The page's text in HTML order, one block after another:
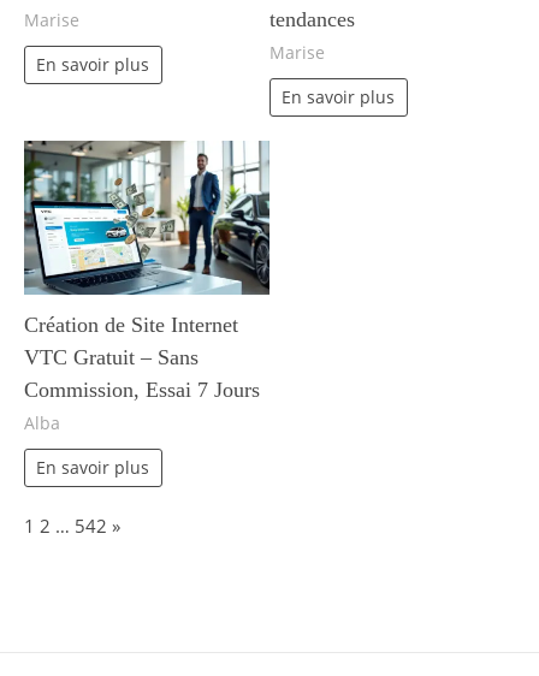
Marise
En savoir plus
tendances
Marise
En savoir plus
Création de Site Internet
VTC Gratuit – Sans
Commission, Essai 7 Jours
Alba
En savoir plus
Page:
1 2 … 542 Next
»